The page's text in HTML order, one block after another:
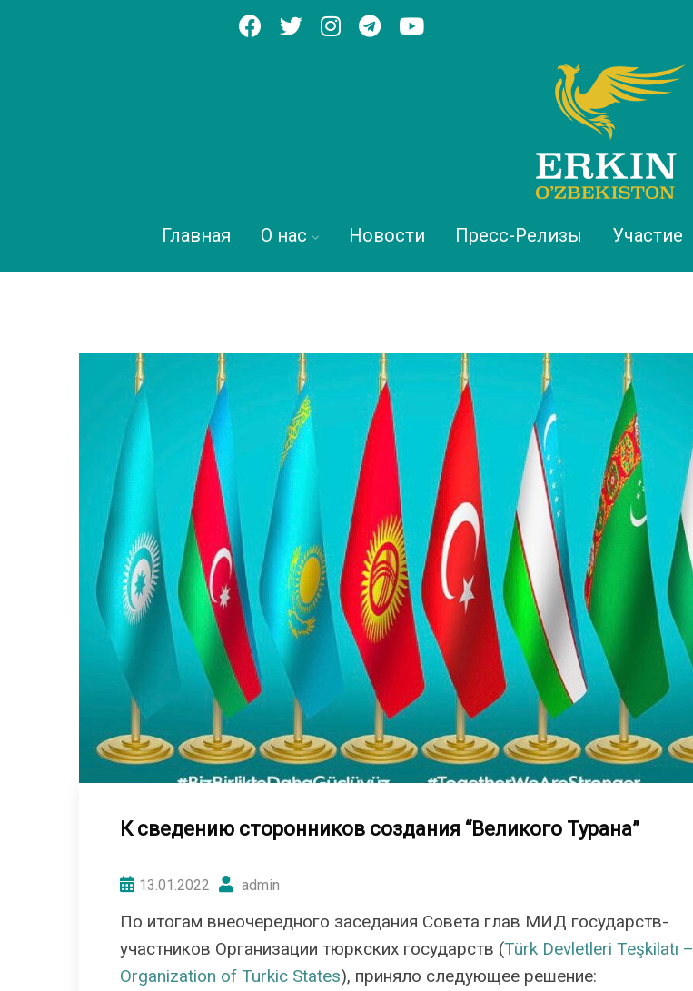
Главная О нас Новости Пресс-Релизы Участие
К сведению сторонников создания “Великого Турана”
13.01.2022 admin
По итогам внеочередного заседания Совета глав МИД государств-
участников Организации тюркских государств (Türk Devletleri Teşkilatı –
Organization of Turkic States), приняло следующее решение: